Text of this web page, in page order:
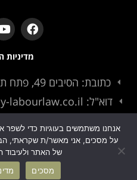
מדיניות
כתובת: הסיבים 49, פתח תקווה
דוא"ל: office@ay-labourlaw.co.il
עדי ינקלביץ © All rights reserved
אנחנו משתמשים בעוגיות כדי לשפר
על מסכים, אני מאשר/ת שקראתי,
של האתר ולעיבוד
מסכים